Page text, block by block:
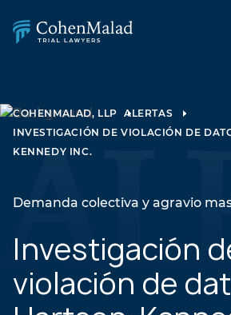
COHENMALAD, LLP ALERTAS
INVESTIGACIÓN DE VIOLACIÓN DE
KENNEDY INC.
Demanda colectiva y agravio
Investigación
violación de